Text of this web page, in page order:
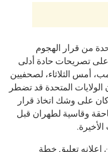
من قرار الهجوم
على تصريحات حادة أدلى
أمس الثلاثاء، لصحفيين
المتحدة قد تضطر
على وشك اتخاذ قرار
وقاسية لطهران قبل
تعليق خطة